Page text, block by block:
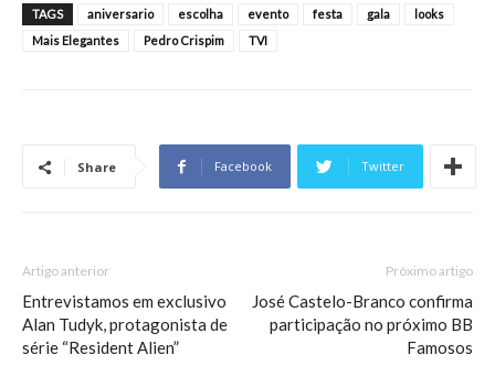
TAGS aniversario escolha evento festa gala
looks
Mais Elegantes
Pedro Crispim TVI
Share Facebook Twitter
Artigo anterior
Entrevistamos em exclusivo
Alan Tudyk, protagonista de
série “Resident Alien”
Próximo artigo
José Castelo-Branco confirma
participação no próximo BB
Famosos